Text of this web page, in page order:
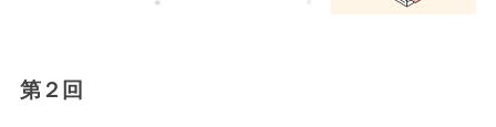
第２回